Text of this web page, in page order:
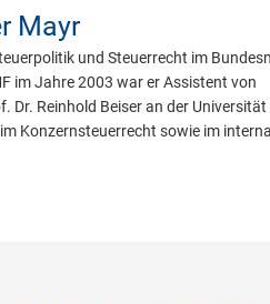
Mayr
und Steuerrecht im
im Jahre 2003 war er Assistent von
Dr. Reinhold Beiser an der
Konzernsteuerrecht sowie im